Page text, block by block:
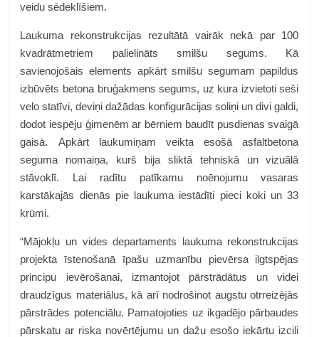
veidu sēdeklīšiem.
Laukuma rekonstrukcijas rezultātā vairāk nekā par 100
kvadrātmetriem palielināts smilšu segums. Kā
savienojošais elements apkārt smilšu segumam papildus
izbūvēts betona bruģakmens segums, uz kura izvietoti seši
velo statīvi, deviņi dažādas konfigurācijas soliņi un divi galdi,
dodot iespēju ģimenēm ar bērniem baudīt pusdienas svaigā
gaisā. Apkārt laukumiņam veikta esošā asfaltbetona
seguma nomaiņa, kurš bija sliktā tehniskā un vizuālā
stāvoklī. Lai radītu patīkamu noēnojumu vasaras
karstākajās dienās pie laukuma iestādīti pieci koki un 33
krūmi.
“Mājokļu un vides departaments laukuma rekonstrukcijas
projekta īstenošanā īpašu uzmanību pievērsa ilgtspējas
principu ievērošanai, izmantojot pārstrādātus un videi
draudzīgus materiālus, kā arī nodrošinot augstu otrreizējās
pārstrādes potenciālu. Pamatojoties uz ikgadējo pārbaudes
pārskatu ar riska novērtējumu un dažu esošo iekārtu izcili